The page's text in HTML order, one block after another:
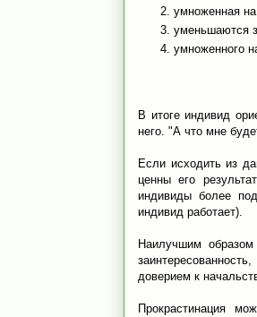
умноженная на
уменьшаются
умноженного
В итоге индивид
него. "А что мне
Если исходить из
ценны его
индивиды более
индивид работает).
Наилучшим
доверием к
Прокрастинация